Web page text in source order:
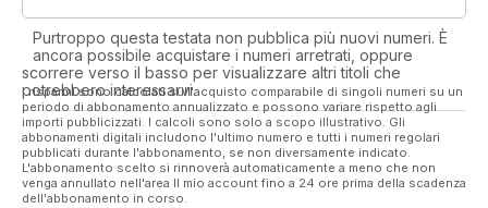
comes with the latest DJI technology such
as downward obstacle sensing system, an
emergency brake button that will see the
Avata halt and hover and the excellent
Goggles 2
26 Osbourn Top of the League
The top 3D heli pilots headed to
Buckminster for round two of the league
and part of the Blades over Buckminster
Purtroppo questa testata non pubblica più nuovi numeri. È
ancora possibile acquistare i numeri arretrati, oppure
scorrere verso il basso per visualizzare altri titoli che
potrebbero interessarvi.
I risparmi sono calcolati sull'acquisto comparabile di singoli numeri su un
periodo di abbonamento annualizzato e possono variare rispetto agli
importi pubblicizzati. I calcoli sono solo a scopo illustrativo. Gli
abbonamenti digitali includono l'ultimo numero e tutti i numeri regolari
pubblicati durante l'abbonamento, se non diversamente indicato.
L'abbonamento scelto si rinnoverà automaticamente a meno che non
venga annullato nell'area Il mio account fino a 24 ore prima della scadenza
dell'abbonamento in corso.